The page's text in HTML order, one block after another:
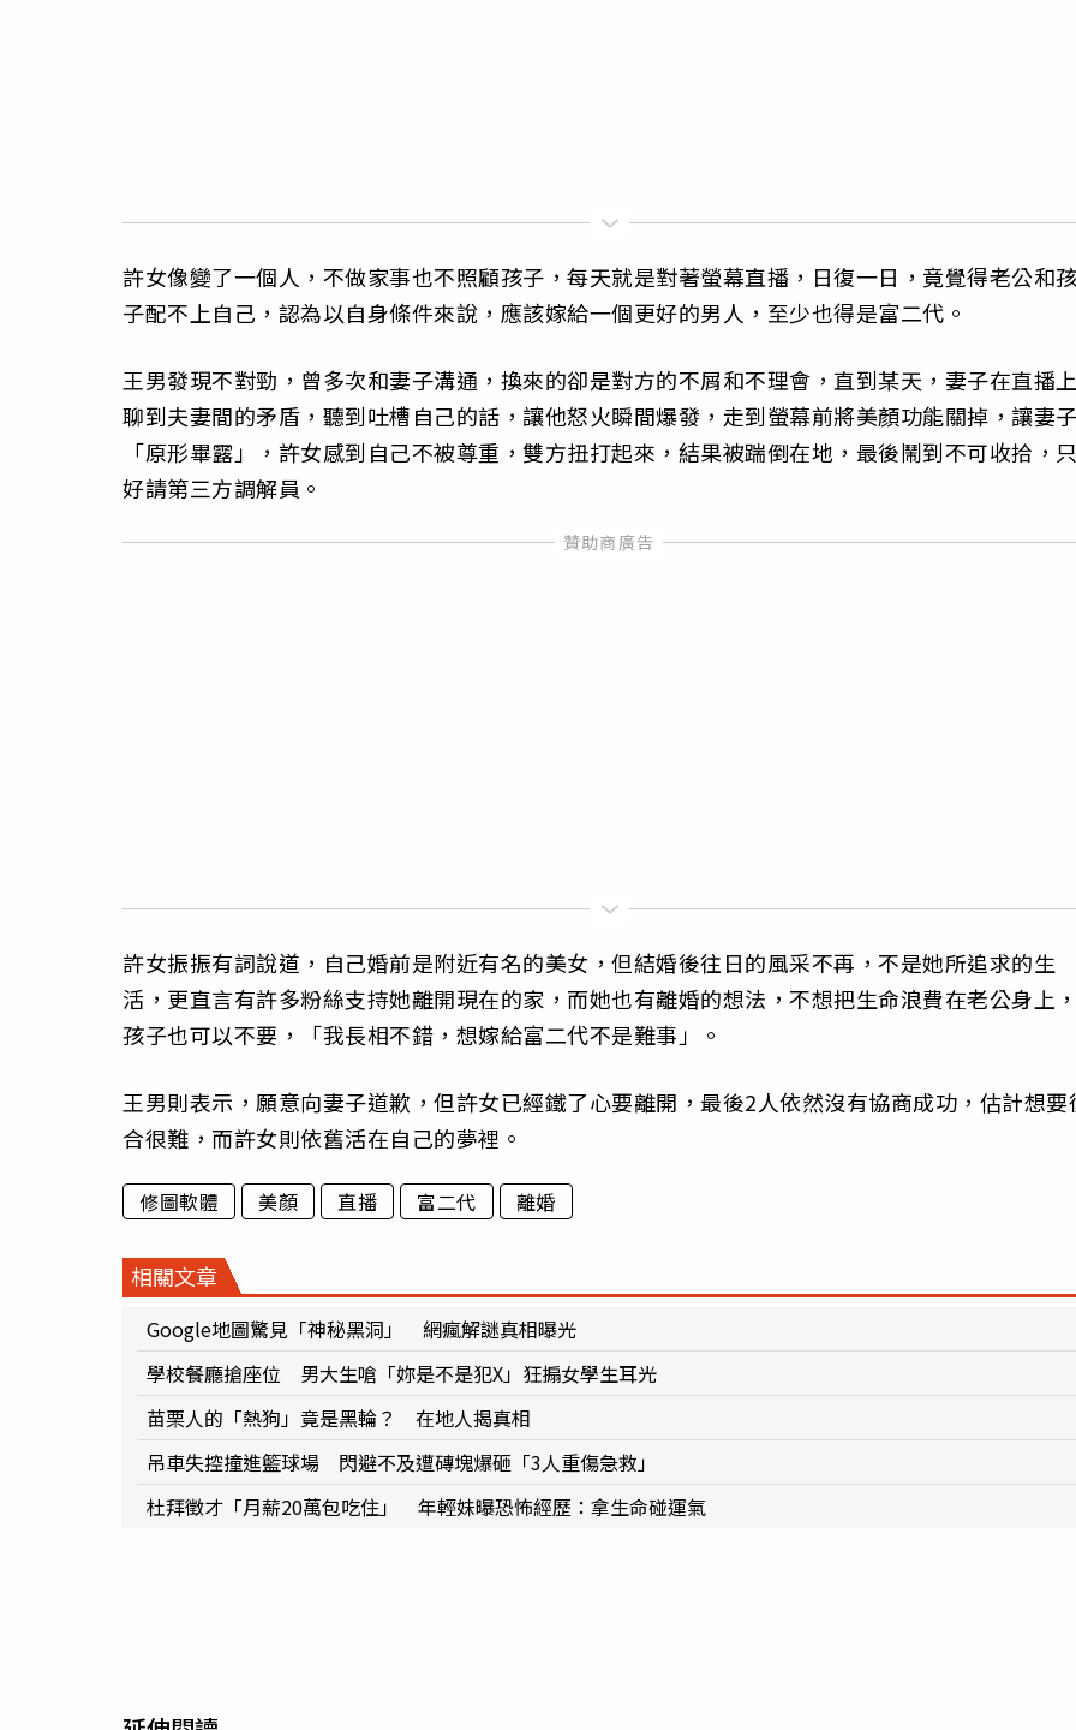
許女像變了一個人，不做家事也不照顧孩子，每天就是對著螢幕直播，日復一日，竟覺得老公和
子配不上自己，認為以自身條件來說，應該嫁給一個更好的男人，至少也得是富二代。
王男發現不對勁，曾多次和妻子溝通，換來的卻是對方的不屑和不理會，直到某天，妻子在直播
聊到夫妻間的矛盾，聽到吐槽自己的話，讓他怒火瞬間爆發，走到螢幕前將美顏功能關掉，讓妻
「原形畢露」，許女感到自己不被尊重，雙方扭打起來，結果被踹倒在地，最後鬧到不可收拾，
好請第三方調解員。
許女振振有詞說道，自己婚前是附近有名的美女，但結婚後往日的風采不再，不是她所追求的生
活，更直言有許多粉絲支持她離開現在的家，而她也有離婚的想法，不想把生命浪費在老公身上
孩子也可以不要，「我長相不錯，想嫁給富二代不是難事」。
王男則表示，願意向妻子道歉，但許女已經鐵了心要離開，最後2人依然沒有協商成功，估計想要
合很難，而許女則依舊活在自己的夢裡。
修圖軟體 美顏 直播 富二代 離婚
相關文章
Google地圖驚見「神秘黑洞」 網瘋解謎真相曝光
學校餐廳搶座位 男大生嗆「妳是不是犯X」狂搧女學生耳光
苗栗人的「熱狗」竟是黑輪？ 在地人揭真相
吊車失控撞進籃球場 閃避不及遭磚塊爆砸「3人重傷急救」
杜拜徵才「月薪20萬包吃住」 年輕妹曝恐怖經歷：拿生命碰運氣